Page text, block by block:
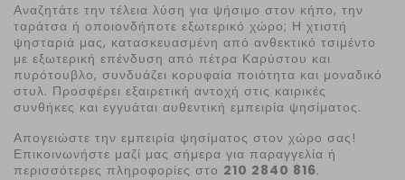
Αναζητάτε την τέλεια λύση για ψήσιμο στον κήπο, την
ταράτσα ή οποιονδήποτε εξωτερικό χώρο; Η χτιστή
ψησταριά μας, κατασκευασμένη από ανθεκτικό τσιμέντο
με εξωτερική επένδυση από πέτρα Καρύστου και
πυρότουβλο, συνδυάζει κορυφαία ποιότητα και μοναδικό
στυλ. Προσφέρει εξαιρετική αντοχή στις καιρικές
συνθήκες και εγγυάται αυθεντική εμπειρία ψησίματος.
Απογειώστε την εμπειρία ψησίματος στον χώρο σας!
Επικοινωνήστε μαζί μας σήμερα για παραγγελία ή
περισσότερες πληροφορίες στο 210 2840 816.